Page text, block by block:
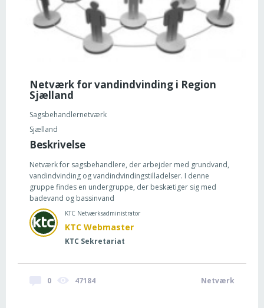
Netværk for vandindvinding i Region
Sjælland
Sagsbehandlernetværk
Sjælland
Beskrivelse
Netværk for sagsbehandlere, der arbejder med grundvand,
vandindvinding og vandindvindingstilladelser. I denne
gruppe findes en undergruppe, der beskætiger sig med
badevand og bassinvand
KTC Netværksadministrator
KTC Webmaster
KTC Sekretariat
0 47184 Netværk